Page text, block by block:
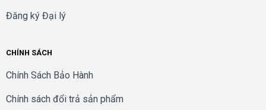
Đăng ký Đại lý
CHÍNH SÁCH
Chính Sách Bảo Hành
Chính sách đổi trả sản phẩm